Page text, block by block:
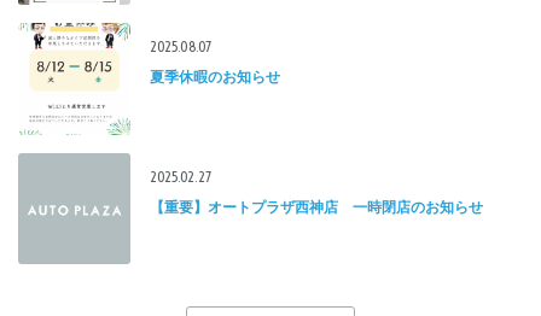
2025.08.07
夏季休暇のお知らせ
2025.02.27
【重要】オートプラザ西神店 一時閉店のお知らせ